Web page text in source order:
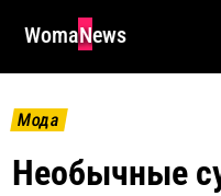
WomaNews
Мода
Необычные